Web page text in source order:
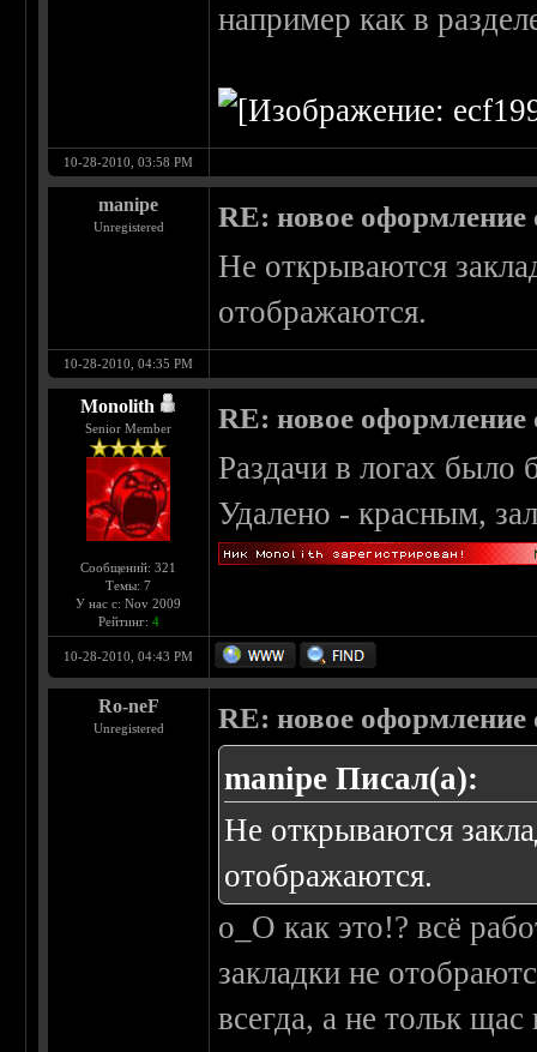
например как в
10-28-2010, 03:58 PM
manipe
Unregistered RE: новое оформление
Не открываются
отображаются.
10-28-2010, 04:35 PM
Monolith
Senior Member
Сообщений: 321
Темы: 7
У нас с: Nov 2009
Рейтинг: 4
RE: новое оформление
Раздачи в логах было
Удалено - красным,
10-28-2010, 04:43 PM
Ro-neF
Unregistered RE: новое оформление
manipe Писал(а):
Не открываются
отображаются.
о_О как это!? всё
закладки не
всегда, а не тольк